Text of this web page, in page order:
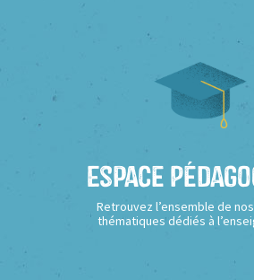
Espace
Retrouvez l’ensemble de
thématiques dédiés à